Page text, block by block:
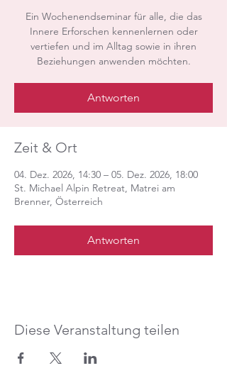
Ein Wochenendseminar für alle, die das
Innere Erforschen kennenlernen oder
vertiefen und im Alltag sowie in ihren
Beziehungen anwenden möchten.
Antworten
Zeit & Ort
04. Dez. 2026, 14:30 – 05. Dez. 2026, 18:00
St. Michael Alpin Retreat, Matrei am
Brenner, Österreich
Antworten
Diese Veranstaltung teilen